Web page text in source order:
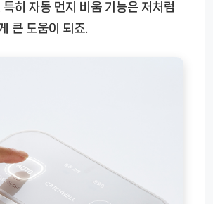
히 자동 먼지 비움 기능은 저처럼
큰 도움이 되죠.